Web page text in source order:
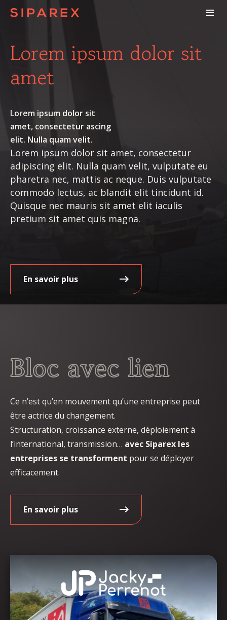
Lorem ipsum dolor sit
amet
Lorem ipsum dolor sit
amet, consectetur ascing
elit. Nulla quam velit.
Lorem ipsum dolor sit amet, consectetur
adipiscing elit. Nulla quam velit, vulputate eu
pharetra nec, mattis ac neque. Duis vulputate
commodo lectus, ac blandit elit tincidunt id.
Quisque nec mauris sit amet elit iaculis
pretium sit amet quis magna.
En savoir plus
Bloc avec lien
Ce n’est qu’en mouvement qu’une entreprise peut
être actrice du changement.
Structuration, croissance externe, déploiement à
l’international, transmission… avec Siparex les
entreprises se transforment pour se déployer
efficacement.
En savoir plus